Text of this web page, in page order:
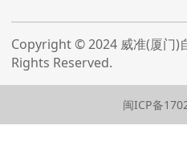
Copyright © 2024 威准(厦门)
Rights Reserved.
闽ICP备